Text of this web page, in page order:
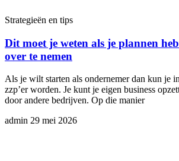
Strategieën en tips
Dit moet je weten als je plannen
over te nemen
Als je wilt starten als ondernemer dan kun je
zzp’er worden. Je kunt je eigen business
door andere bedrijven. Op die manier
admin 29 mei 2026